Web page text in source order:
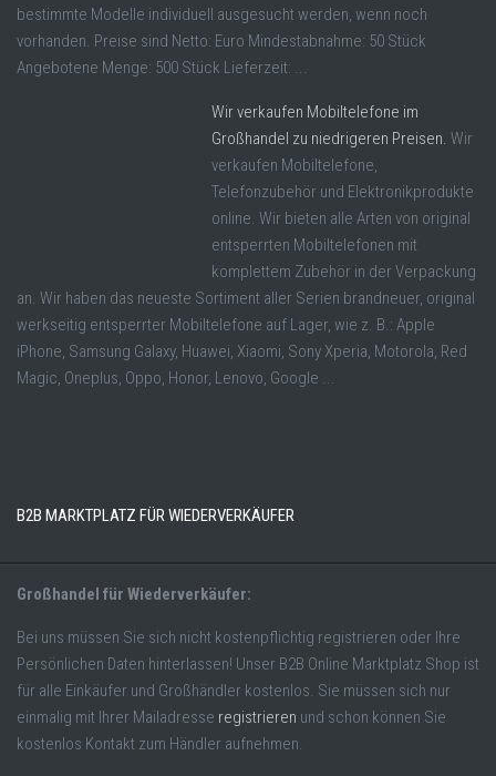
bestimmte Modelle individuell ausgesucht werden, wenn noch
vorhanden. Preise sind Netto: Euro Mindestabnahme: 50 Stück
Angebotene Menge: 500 Stück Lieferzeit: ...
Wir verkaufen Mobiltelefone im
Großhandel zu niedrigeren Preisen. Wir
verkaufen Mobiltelefone,
Telefonzubehör und Elektronikprodukte
online. Wir bieten alle Arten von original
entsperrten Mobiltelefonen mit
komplettem Zubehör in der Verpackung
an. Wir haben das neueste Sortiment aller Serien brandneuer, original
werkseitig entsperrter Mobiltelefone auf Lager, wie z. B.: Apple
iPhone, Samsung Galaxy, Huawei, Xiaomi, Sony Xperia, Motorola, Red
Magic, Oneplus, Oppo, Honor, Lenovo, Google ...
B2B MARKTPLATZ FÜR WIEDERVERKÄUFER
Großhandel für Wiederverkäufer:
Bei uns müssen Sie sich nicht kostenpflichtig registrieren oder Ihre
Persönlichen Daten hinterlassen! Unser B2B Online Marktplatz Shop ist
für alle Einkäufer und Großhändler kostenlos. Sie müssen sich nur
einmalig mit Ihrer Mailadresse registrieren und schon können Sie
kostenlos Kontakt zum Händler aufnehmen.